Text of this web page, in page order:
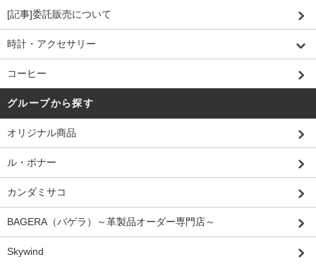
[記事]委託販売について
時計・アクセサリー
コーヒー
グループから探す
オリジナル商品
ル・ボナー
カンダミサコ
BAGERA（バゲラ）～革製品オーダー専門店～
Skywind